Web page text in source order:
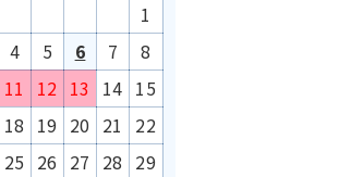
1
4 5 6 7
8
11 12 13 14 15
18 19 20 21
22
25 26 27 28 29